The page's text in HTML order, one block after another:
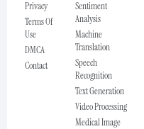
Privacy
Terms Of
Use
DMCA
Contact
Sentiment
Analysis
Machine
Translation
Speech
Recognition
Text Generation
Video Processing
Medical Image